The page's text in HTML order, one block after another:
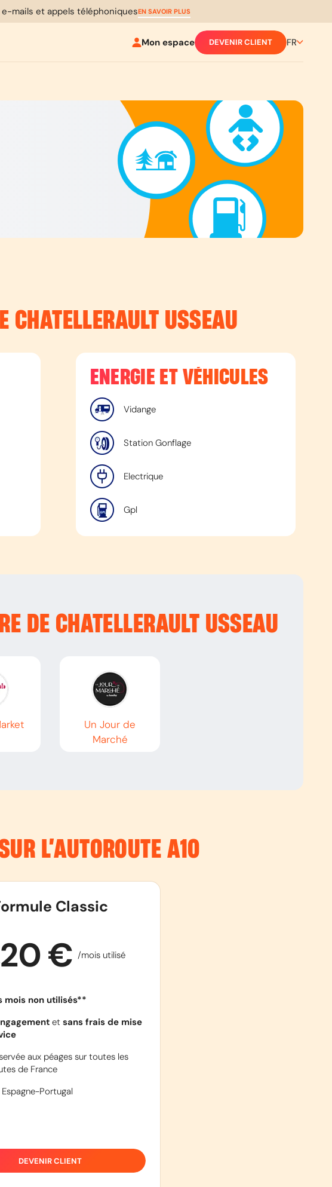
mails et appels téléphoniquesEN SAVOIR PLUS
Mon espace DEVENIR CLIENT FR
CHATELLERAULT USSEAU
ENERGIE ET VÉHICULES
Vidange
Station Gonflage
Electrique
Gpl
DE CHATELLERAULT USSEAU
Un Jour de
Marché
L’AUTOROUTE A10
Classic
€ /mois utilisé
mois non utilisés**
et sans frais de mise
aux péages sur toutes les
de France
Portugal
DEVENIR CLIENT